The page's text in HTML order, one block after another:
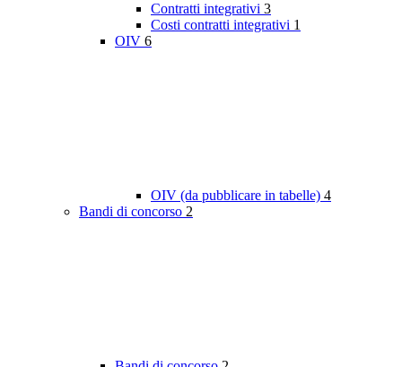
Contratti integrativi 3
Costi contratti integrativi 1
OIV 6
OIV (da pubblicare in tabelle) 4
Bandi di concorso 2